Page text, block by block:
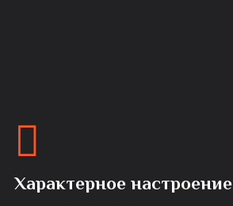
Характерное настроение